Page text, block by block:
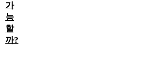
가
능
할
까?